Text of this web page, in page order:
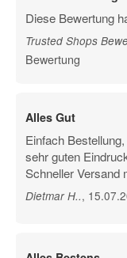
Diese Bewertung
Trusted Shops
Bewertung
Alles Gut
Einfach
sehr guten
Schneller Versand
Dietmar H..,